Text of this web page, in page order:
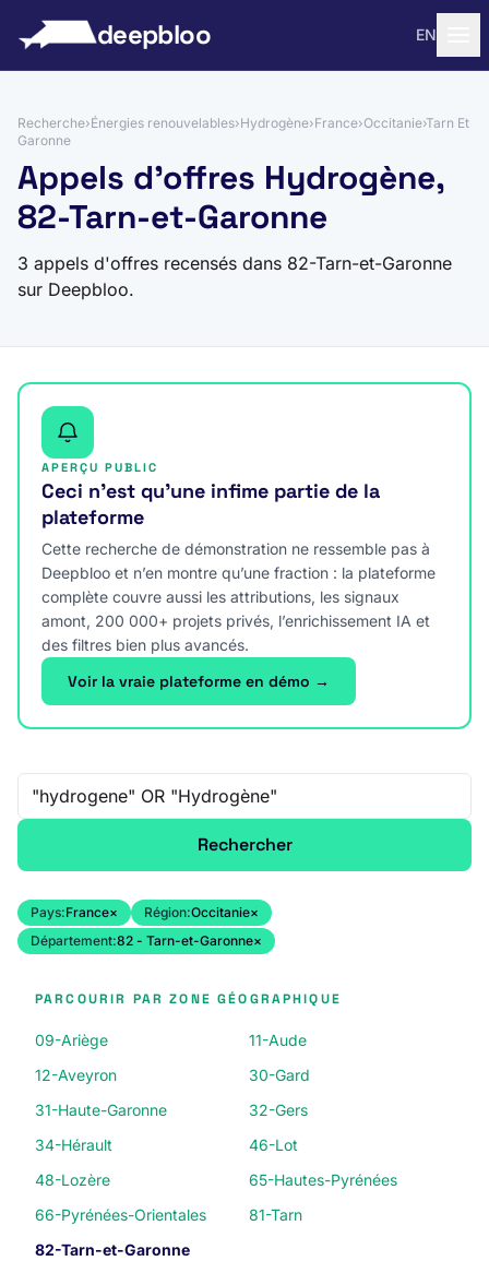
deepbloo EN
Recherche›Énergies renouvelables›Hydrogène›France›Occitanie›Tarn Et
Garonne
Appels d'offres Hydrogène,
82-Tarn-et-Garonne
3 appels d'offres recensés dans 82-Tarn-et-Garonne
sur Deepbloo.
APERÇU PUBLIC
Ceci n’est qu’une infime partie de la
plateforme
Cette recherche de démonstration ne ressemble pas à
Deepbloo et n’en montre qu’une fraction : la plateforme
complète couvre aussi les attributions, les signaux
amont, 200 000+ projets privés, l’enrichissement IA et
des filtres bien plus avancés.
Voir la vraie plateforme en démo →
Recherche libre
Rechercher
Pays:France× Région:Occitanie×
Département:82 - Tarn-et-Garonne×
PARCOURIR PAR ZONE GÉOGRAPHIQUE
09-Ariège
11-Aude
12-Aveyron
30-Gard
31-Haute-Garonne
32-Gers
34-Hérault
46-Lot
48-Lozère
65-Hautes-Pyrénées
66-Pyrénées-Orientales
81-Tarn
82-Tarn-et-Garonne